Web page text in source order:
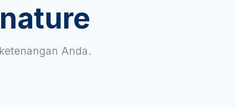
Anda.